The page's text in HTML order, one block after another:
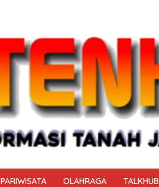
PARIWISATA OLAHRAGA TALKHUB